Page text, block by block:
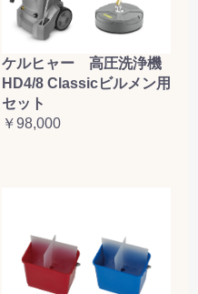
ケルヒャー 高圧洗浄機
HD4/8 Classicビルメン用
セット
￥98,000